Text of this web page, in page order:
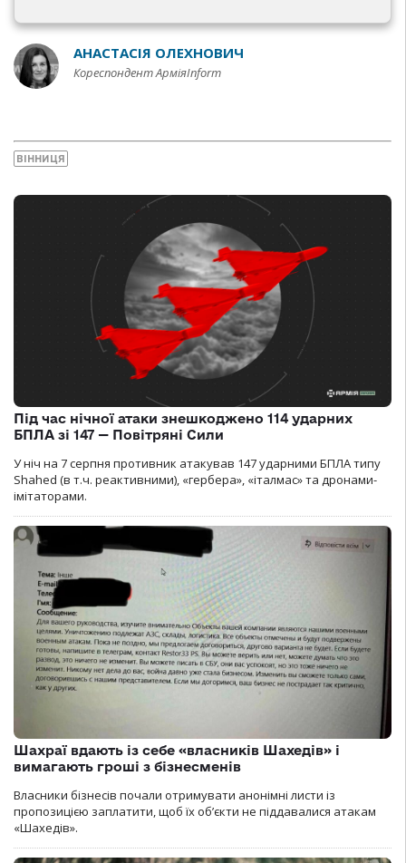
АНАСТАСІЯ ОЛЕХНОВИЧ
Кореспондент АрміяInform
ВІННИЦЯ
Під час нічної атаки знешкоджено 114 ударних
БПЛА зі 147 — Повітряні Сили
У ніч на 7 серпня противник атакував 147 ударними БПЛА типу
Shahed (в т.ч. реактивними), «гербера», «італмас» та дронами-
імітаторами.
Шахраї вдають із себе «власників Шахедів» і
вимагають гроші з бізнесменів
Власники бізнесів почали отримувати анонімні листи із
пропозицією заплатити, щоб їх об’єкти не піддавалися атакам
«Шахедів».